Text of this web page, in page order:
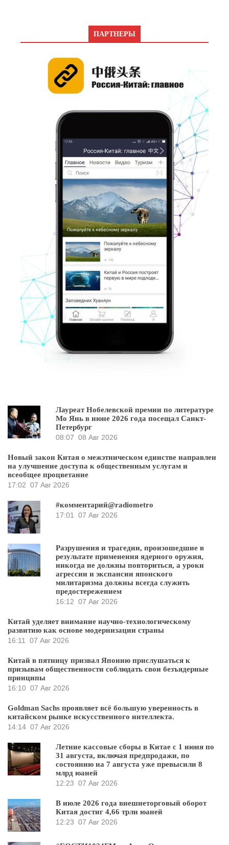
ПАРТНЕРЫ
Лауреат Нобелевской премии по литературе
Мо Янь в июне 2026 года посещал Санкт-
Петербург
08:07 08 Авг 2026
Новый закон Китая о межэтническом единстве направлен
на улучшение доступа к общественным услугам и
всеобщее процветание
17:02 07 Авг 2026
#комментарий@radiometro
17:01 07 Авг 2026
Разрушения и трагедии, произошедшие в
результате применения ядерного оружия,
никогда не должны повториться, а уроки
агрессии и экспансии японского
милитаризма должны всегда служить
предостережением
16:12 07 Авг 2026
Китай уделяет внимание научно-технологическому
развитию как основе модернизации страны
16:11 07 Авг 2026
Китай в пятницу призвал Японию прислушаться к
призывам общественности соблюдать свои безъядерные
принципы
16:10 07 Авг 2026
Goldman Sachs проявляет всё большую уверенность в
китайском рынке искусственного интеллекта.
14:14 07 Авг 2026
Летние кассовые сборы в Китае с 1 июня по
31 августа, включая предпродажи, по
состоянию на 7 августа уже превысили 8
млрд юаней
12:23 07 Авг 2026
В июле 2026 года внешнеторговый оборот
Китая достиг 4,66 трлн юаней
12:23 07 Авг 2026